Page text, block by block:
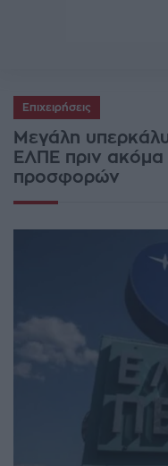
Επιχειρήσεις
Μεγάλη
ΕΛΠΕ πριν ακόμα
προσφορών